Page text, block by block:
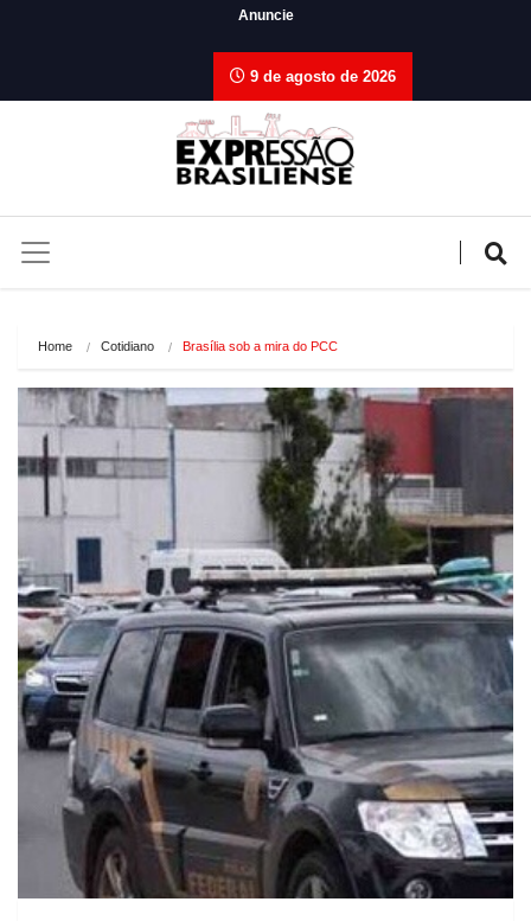
Anuncie
9 de agosto de 2026
Home Cotidiano Brasília sob a mira do PCC